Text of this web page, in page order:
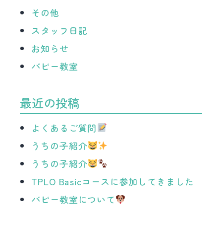
その他
スタッフ日記
お知らせ
パピー教室
最近の投稿
よくあるご質問
うちの子紹介
うちの子紹介
TPLO Basicコースに参加してきました
パピー教室について